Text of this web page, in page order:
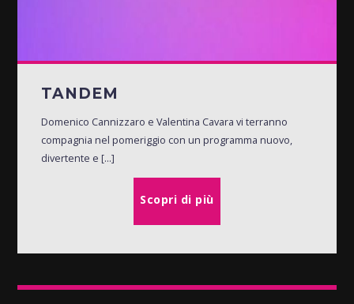
TANDEM
Domenico Cannizzaro e Valentina Cavara vi terranno
compagnia nel pomeriggio con un programma nuovo,
divertente e [...]
Scopri di più